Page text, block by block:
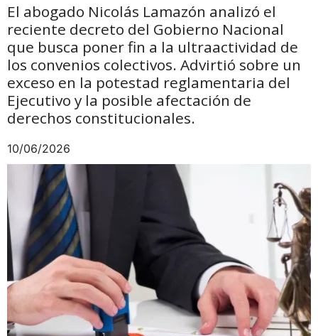
El abogado Nicolás Lamazón analizó el
reciente decreto del Gobierno Nacional
que busca poner fin a la ultraactividad de
los convenios colectivos. Advirtió sobre un
exceso en la potestad reglamentaria del
Ejecutivo y la posible afectación de
derechos constitucionales.
10/06/2026